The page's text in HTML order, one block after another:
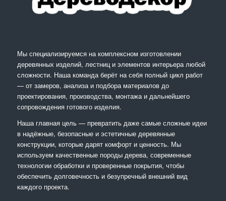
Мы специализируемся на комплексном изготовлении
деревянных изделий, лестниц и элементов интерьера любой
сложности. Наша команда берёт на себя полный цикл работ
— от замеров, анализа и подбора материалов до
проектирования, производства, монтажа и дальнейшего
сопровождения готового изделия.
Наша главная цель — превратить даже самые сложные идеи
в надёжные, безопасные и эстетичные деревянные
конструкции, которые дарят комфорт и ценность. Мы
используем качественные породы дерева, современные
технологии обработки и проверенные покрытия, чтобы
обеспечить долговечность и безупречный внешний вид
каждого проекта.